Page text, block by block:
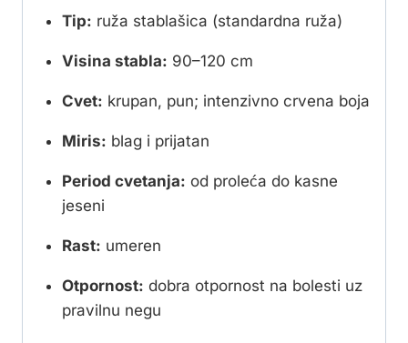
Tip: ruža stablašica (standardna ruža)
Visina stabla: 90–120 cm
Cvet: krupan, pun; intenzivno crvena boja
Miris: blag i prijatan
Period cvetanja: od proleća do kasne
jeseni
Rast: umeren
Otpornost: dobra otpornost na bolesti uz
pravilnu negu